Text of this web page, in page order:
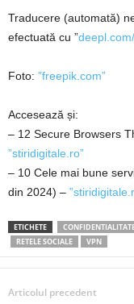
Traducere (automată)
efectuată cu ”
Foto: ”freepik.com”
Accesează și:
– 12 Secure Browsers
”stiridigitale.ro”
– 10 Cele mai bune
din 2024) –
ETICHETE
RETELE SOCIALE
VPN
Articolul precedent